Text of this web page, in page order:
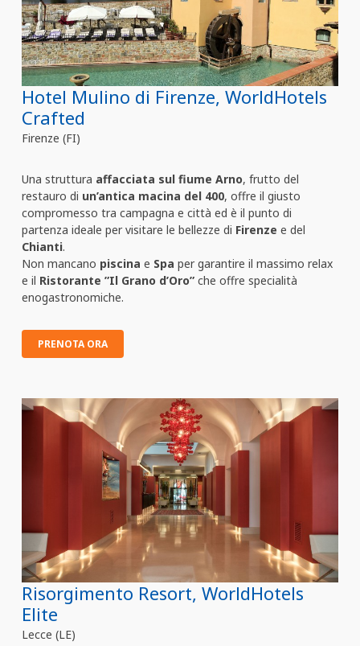
Hotel Mulino di Firenze, WorldHotels
Crafted
Firenze (FI)
Una struttura affacciata sul fiume Arno, frutto del
restauro di un’antica macina del 400, offre il giusto
compromesso tra campagna e città ed è il punto di
partenza ideale per visitare le bellezze di Firenze e del
Chianti.
Non mancano piscina e Spa per garantire il massimo relax
e il Ristorante ”Il Grano d’Oro” che offre specialità
enogastronomiche.
PRENOTA ORA
Risorgimento Resort, WorldHotels
Elite
Lecce (LE)